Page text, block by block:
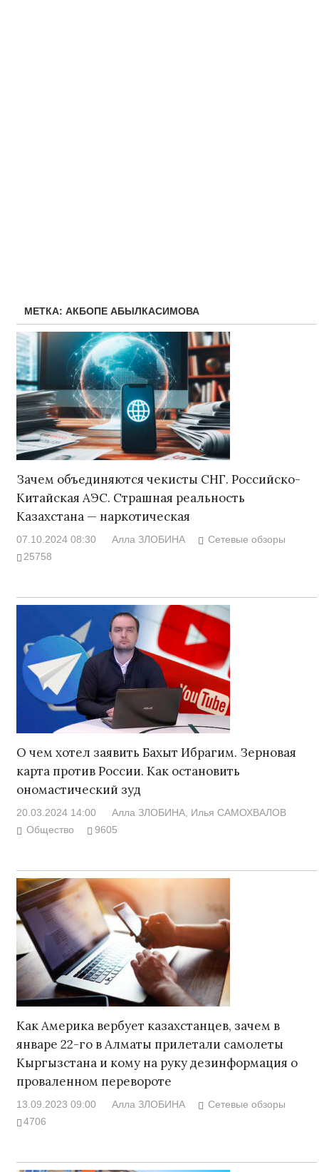
МЕТКА: АКБОПЕ АБЫЛКАСИМОВА
Зачем объединяются чекисты СНГ. Российско-
Китайская АЭС. Страшная реальность
Казахстана — наркотическая
07.10.2024 08:30 Алла ЗЛОБИНА
Сетевые обзоры
25758
О чем хотел заявить Бахыт Ибрагим. Зерновая
карта против России. Как остановить
ономастический зуд
20.03.2024 14:00 Алла ЗЛОБИНА, Илья САМОХВАЛОВ
Общество
9605
Как Америка вербует казахстанцев, зачем в
январе 22-го в Алматы прилетали самолеты
Кыргызстана и кому на руку дезинформация о
проваленном перевороте
13.09.2023 09:00 Алла ЗЛОБИНА
Сетевые обзоры
4706